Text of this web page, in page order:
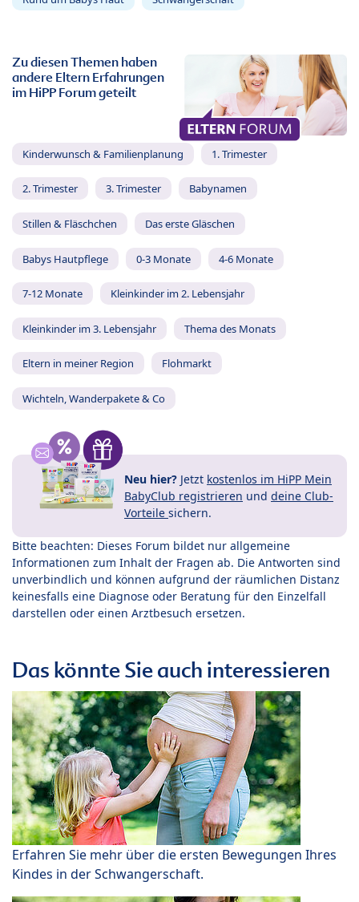
Zu diesen Themen haben
andere Eltern Erfahrungen
im HiPP Forum geteilt
Kinderwunsch & Familienplanung 1. Trimester
2. Trimester 3. Trimester Babynamen
Stillen & Fläschchen Das erste Gläschen
Babys Hautpflege 0-3 Monate 4-6 Monate
7-12 Monate Kleinkinder im 2. Lebensjahr
Kleinkinder im 3. Lebensjahr Thema des Monats
Eltern in meiner Region Flohmarkt
Wichteln, Wanderpakete & Co
Neu hier? Jetzt kostenlos im HiPP Mein
BabyClub registrieren und deine Club-
Vorteile sichern.
Bitte beachten: Dieses Forum bildet nur allgemeine
Informationen zum Inhalt der Fragen ab. Die Antworten sind
unverbindlich und können aufgrund der räumlichen Distanz
keinesfalls eine Diagnose oder Beratung für den Einzelfall
darstellen oder einen Arztbesuch ersetzen.
Das könnte Sie auch interessieren
Erfahren Sie mehr über die ersten Bewegungen Ihres
Kindes in der Schwangerschaft.